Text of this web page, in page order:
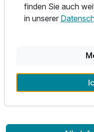
Lassen Sie sich von
Wir freuen uns auf Sie!
Ihre Gastgeber
finden Sie auch
in unserer